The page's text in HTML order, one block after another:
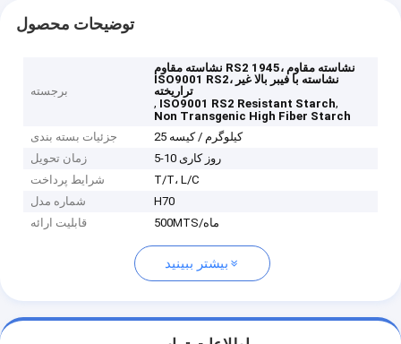
توضیحات محصول
برجسته
نشاسته مقاوم RS2 1945، نشاسته مقاوم
ISO9001 RS2، نشاسته با فیبر بالا غیر
تراریخته
, ISO9001 RS2 Resistant Starch,
Non Transgenic High Fiber Starch
جزئیات بسته بندی
25 کیلوگرم / کیسه
زمان تحویل
5-10 روز کاری
شرایط پرداخت
T/T، L/C
شماره مدل
H70
قابلیت ارائه
500MTS/ماه
بیشتر ببینید